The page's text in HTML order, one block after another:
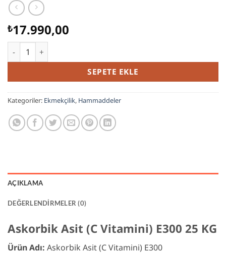
₺17.990,00
Askorbik Asit (C Vitamini) E300 25 KG adet
SEPETE EKLE
Kategoriler: Ekmekçilik, Hammaddeler
AÇIKLAMA
DEĞERLENDIRMELER (0)
Askorbik Asit (C Vitamini) E300 25 KG
Ürün Adı: Askorbik Asit (C Vitamini) E300